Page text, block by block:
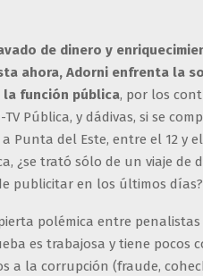
de dinero y
ahora, Adorni enfrenta la
función pública, por los
TV Pública, y dádivas, si se
Punta del Este, entre el 12 y
¿se trató sólo de un viaje de
publicitar en los últimos días?
polémica entre
es trabajosa y tiene pocos
a la corrupción (fraude,